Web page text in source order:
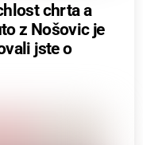
chrta a
z Nošovic je
jste o